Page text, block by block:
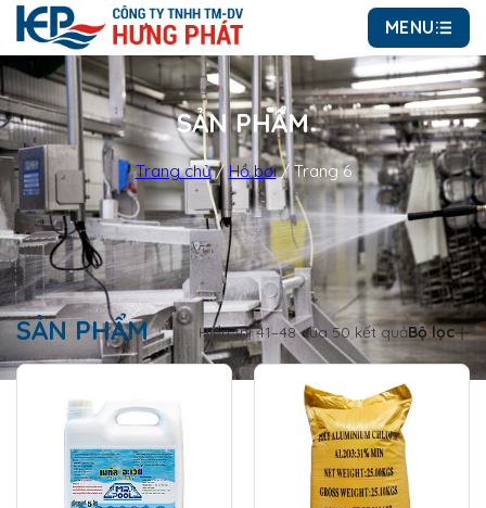
MENU
SẢN PHẨM
Trang chủ/ Hồ bơi/ Trang 6
SẢN PHẨM Hiển thị 41–48 của 50 kết quảBộ lọc